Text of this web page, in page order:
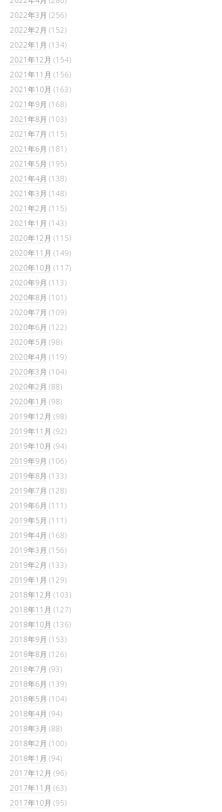
2022年3月 (256)
2022年2月 (152)
2022年1月 (134)
2021年12月 (154)
2021年11月 (156)
2021年10月 (163)
2021年9月 (168)
2021年8月 (103)
2021年7月 (115)
2021年6月 (181)
2021年5月 (195)
2021年4月 (138)
2021年3月 (148)
2021年2月 (115)
2021年1月 (143)
2020年12月 (115)
2020年11月 (149)
2020年10月 (117)
2020年9月 (113)
2020年8月 (101)
2020年7月 (109)
2020年6月 (122)
2020年5月 (98)
2020年4月 (119)
2020年3月 (104)
2020年2月 (88)
2020年1月 (98)
2019年12月 (98)
2019年11月 (92)
2019年10月 (94)
2019年9月 (106)
2019年8月 (133)
2019年7月 (128)
2019年6月 (111)
2019年5月 (111)
2019年4月 (168)
2019年3月 (156)
2019年2月 (133)
2019年1月 (129)
2018年12月 (103)
2018年11月 (127)
2018年10月 (136)
2018年9月 (153)
2018年8月 (126)
2018年7月 (93)
2018年6月 (139)
2018年5月 (104)
2018年4月 (94)
2018年3月 (88)
2018年2月 (100)
2018年1月 (94)
2017年12月 (96)
2017年11月 (63)
2017年10月 (95)